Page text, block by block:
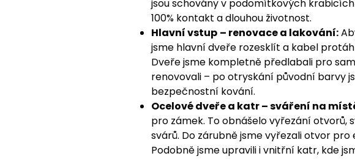
jsou schovány v podomítkových
100% kontakt a dlouhou životnost.
Hlavní vstup – renovace a lakování:
jsme hlavní dveře rozesklít a kabel
Dveře jsme kompletně předlabali pro
renovovali – po otryskání původní barvy
bezpečnostní kování.
Ocelové dveře a katr – sváření na
pro zámek. To obnášelo vyřezání
svárů. Do zárubně jsme vyřezali otvor
Podobně jsme upravili i vnitřní katr, kde